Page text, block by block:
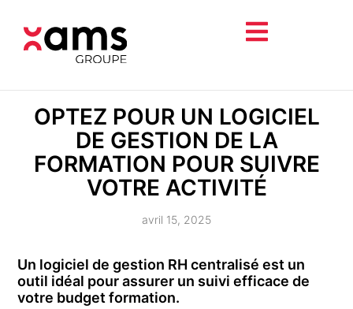
OPTEZ POUR UN LOGICIEL
DE GESTION DE LA
FORMATION POUR SUIVRE
VOTRE ACTIVITÉ
avril 15, 2025
Un logiciel de gestion RH centralisé est un
outil idéal pour assurer un suivi efficace de
votre budget formation.